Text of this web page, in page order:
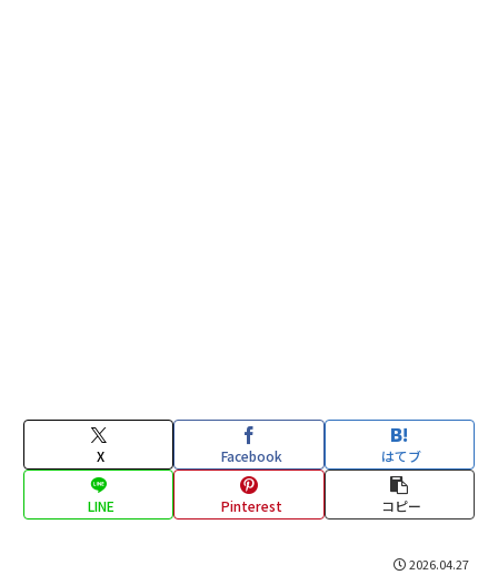
X Facebook はてブ
LINE Pinterest コピー
2026.04.27